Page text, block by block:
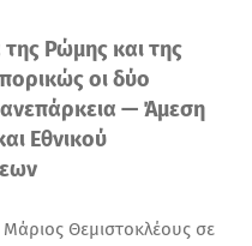
Ρώμης και της
οι δύο
ανεπάρκεια — Άμεση
Εθνικού
Θεμιστοκλέους σε